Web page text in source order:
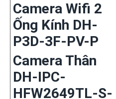
Camera Wifi 2
Ống Kính DH-
P3D-3F-PV-P
Camera Thân
DH-IPC-
HFW2649TL-S-